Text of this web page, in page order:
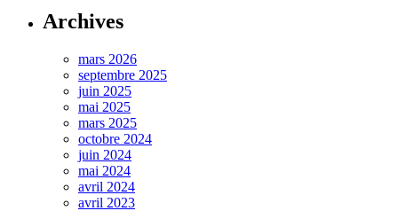
Archives
mars 2026
septembre 2025
juin 2025
mai 2025
mars 2025
octobre 2024
juin 2024
mai 2024
avril 2024
avril 2023